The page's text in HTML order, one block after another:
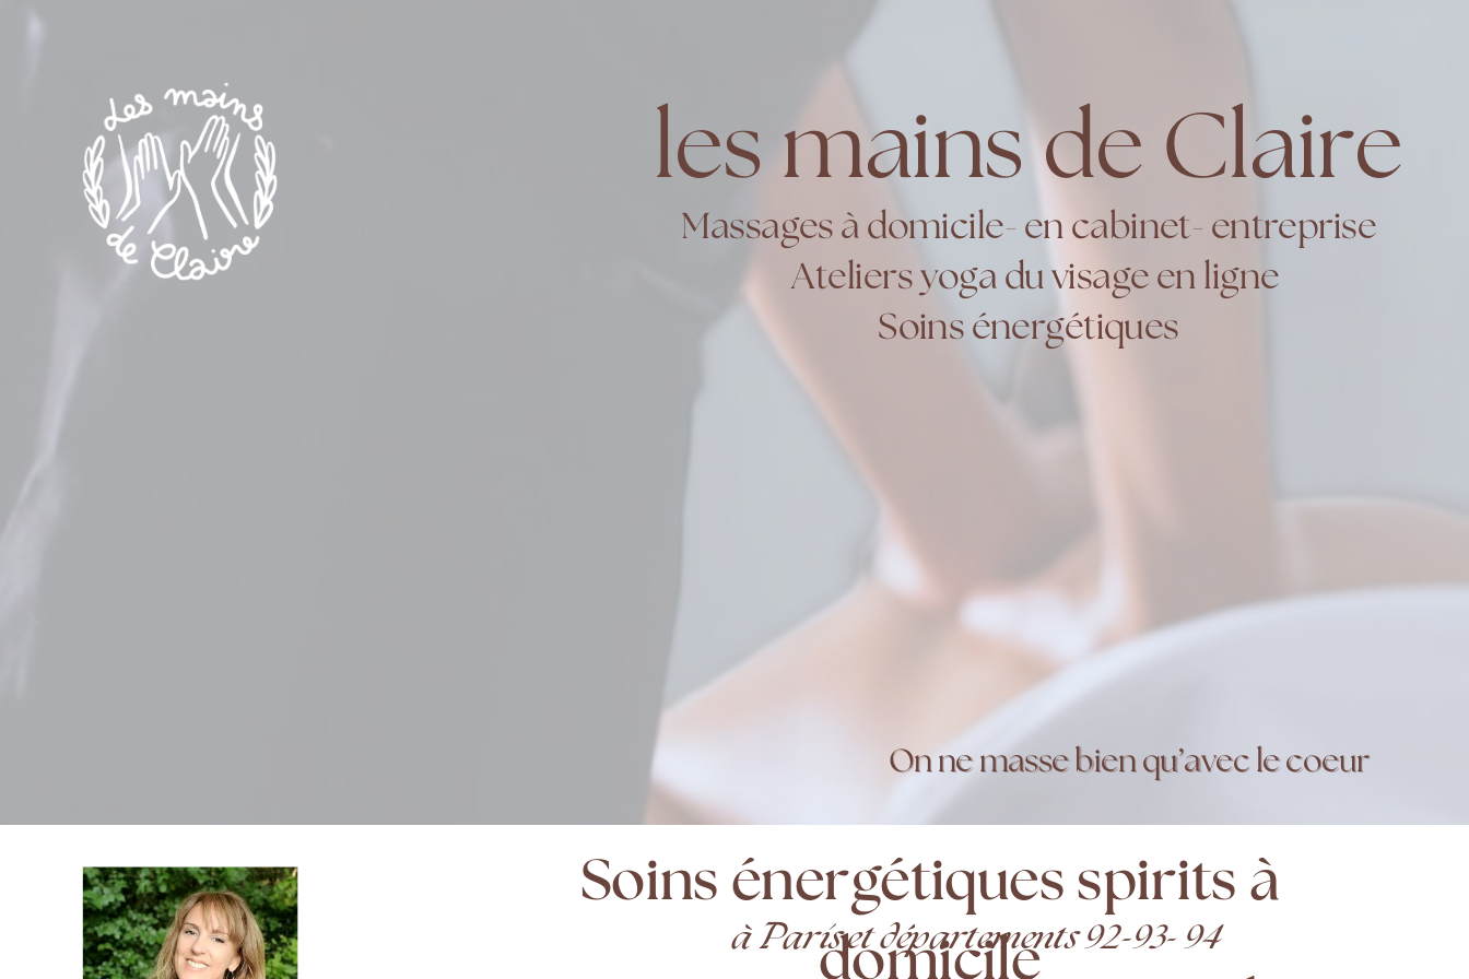
les mains de Claire
Massages à domicile- en cabinet- entreprise
Ateliers yoga du visage en ligne
Soins énergétiques
On ne masse bien qu’avec le coeur
Soins énergétiques spirits à
domicile
à Paris et départements 92-93- 94